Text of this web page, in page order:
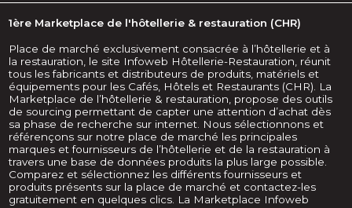
1ère Marketplace de l'hôtellerie & restauration (CHR)
Place de marché exclusivement consacrée à l’hôtellerie et à
la restauration, le site Infoweb Hôtellerie-Restauration, réunit
tous les fabricants et distributeurs de produits, matériels et
équipements pour les Cafés, Hôtels et Restaurants (CHR). La
Marketplace de l’hôtellerie & restauration, propose des outils
de sourcing permettant de capter une attention d’achat dès
sa phase de recherche sur internet. Nous sélectionnons et
référençons sur notre place de marché les principales
marques et fournisseurs de l’hôtellerie et de la restauration à
travers une base de données produits la plus large possible.
Comparez et sélectionnez les différents fournisseurs et
produits présents sur la place de marché et contactez-les
gratuitement en quelques clics. La Marketplace Infoweb